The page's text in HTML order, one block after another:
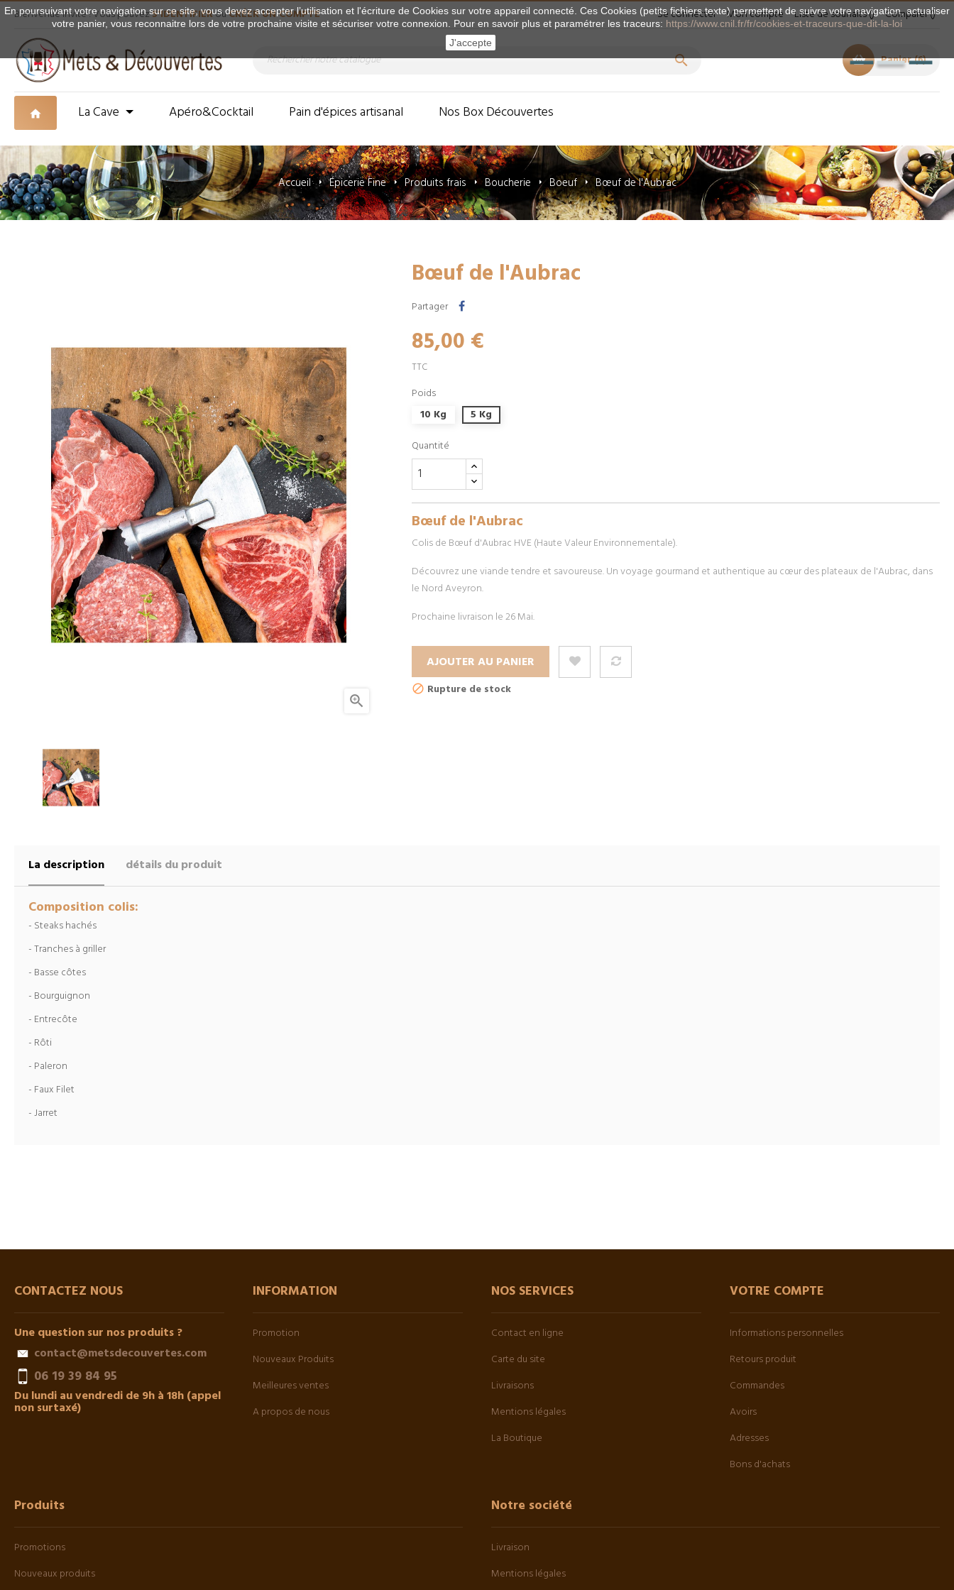
Se connecter Mon compte Liste de souhaits Comparer
Bienvenue Invité ! Vous pouvezS'IDENTIFIERouCRÉER UN COMPTE
 Panier 6
La Cave Apéro&Cocktail Pain d'épices artisanal Nos Box Découvertes
Accueil Épicerie Fine Produits frais Boucherie Boeuf Bœuf de l'Aubrac

Bœuf de l'Aubrac
Partager
85,00 €
TTC
Poids
10 Kg
5 Kg
Quantité
Bœuf de l'Aubrac
Colis de Bœuf d'Aubrac HVE (Haute Valeur Environnementale).
Découvrez une viande tendre et savoureuse. Un voyage gourmand et authentique au cœur des plateaux de l'Aubrac, dans
le Nord Aveyron.
Prochaine livraison le 26 Mai.
AJOUTER AU PANIER
Rupture de stock
La description détails du produit
Composition colis:
- Steaks hachés
- Tranches à griller
- Basse côtes
- Bourguignon
- Entrecôte
- Rôti
- Paleron
- Faux Filet
- Jarret
CONTACTEZ NOUS
Une question sur nos produits ?
contact@metsdecouvertes.com
06 19 39 84 95
Du lundi au vendredi de 9h à 18h (appel
non surtaxé)
INFORMATION
Promotion
Nouveaux Produits
Meilleures ventes
A propos de nous
NOS SERVICES
Contact en ligne
Carte du site
Livraisons
Mentions légales
La Boutique
VOTRE COMPTE
Informations personnelles
Retours produit
Commandes
Avoirs
Adresses
Bons d'achats
En poursuivant votre navigation sur ce site, vous devez accepter l’utilisation et l'écriture de Cookies sur votre appareil connecté. Ces Cookies (petits fichiers texte) permettent de suivre votre navigation, actualiser
votre panier, vous reconnaitre lors de votre prochaine visite et sécuriser votre connexion. Pour en savoir plus et paramétrer les traceurs: https://www.cnil.fr/fr/cookies-et-traceurs-que-dit-la-loi
J'accepte
Produits
Promotions
Nouveaux produits
Notre société
Livraison
Mentions légales